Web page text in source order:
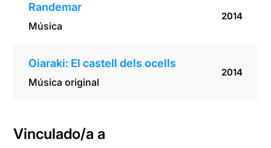
Randemar
Música
2014
Oiaraki: El castell dels ocells
Música original
2014
Vinculado/a a